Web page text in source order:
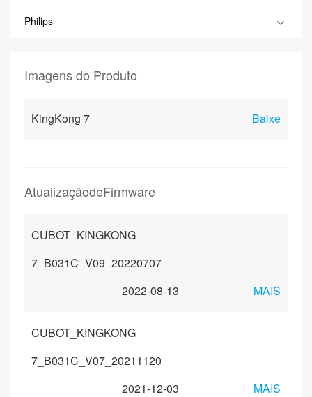
Philips
Imagens do Produto
KingKong 7 Baixe
AtualizaçãodeFirmware
CUBOT_KINGKONG
7_B031C_V09_20220707
2022-08-13
MAIS
CUBOT_KINGKONG
7_B031C_V07_20211120
2021-12-03
MAIS